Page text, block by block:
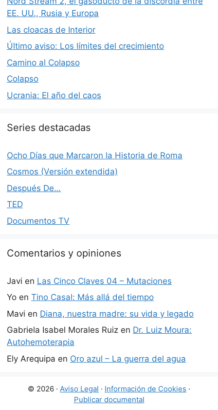
EE. UU., Rusia y Europa
Las cloacas de Interior
Último aviso: Los límites del crecimiento
Camino al Colapso
Colapso
Ucrania: El año del caos
Series destacadas
Ocho Días que Marcaron la Historia de Roma
Cosmos (Versión extendida)
Después De…
TED
Documentos TV
Comentarios y opiniones
Javi en Las Cinco Claves 04 – Mutaciones
Yo en Tino Casal: Más allá del tiempo
Mavi en Diana, nuestra madre: su vida y legado
Gabriela Isabel Morales Ruiz en Dr. Luiz Moura:
Autohemoterapia
Ely Arequipa en Oro azul – La guerra del agua
© 2026 · Aviso Legal · Información de Cookies ·
Publicar documental